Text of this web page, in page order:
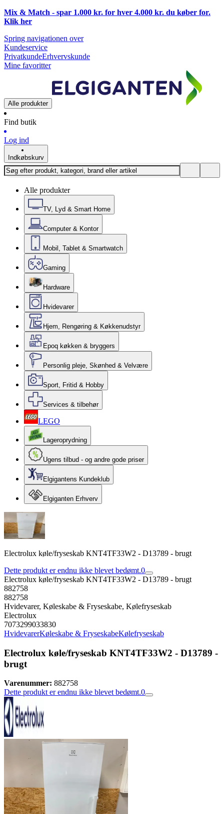
Mix & Match - spar 1.000 kr. for hver 4.000 kr. du køber for.
Klik her
Spring navigationen over
Kundeservice
PrivatkundeErhvervskunde
Mine favoritter
Alle produkter
Find butik
Log ind
Indkøbskurv
Alle produkter
TV, Lyd & Smart Home
Computer & Kontor
Mobil, Tablet & Smartwatch
Gaming
Hardware
Hvidevarer
Hjem, Rengøring & Køkkenudstyr
Epoq køkken & bryggers
Personlig pleje, Skønhed & Velvære
Sport, Fritid & Hobby
Services & tilbehør
LEGO
Lageroprydning
Ugens tilbud - og andre gode priser
Elgigantens Kundeklub
Elgiganten Erhverv
Electrolux køle/fryseskab KNT4TF33W2 - D13789 - brugt
Dette produkt er endnu ikke blevet bedømt.0
Electrolux køle/fryseskab KNT4TF33W2 - D13789 - brugt
882758
882758
Hvidevarer, Køleskabe & Fryseskabe, Kølefryseskab
Electrolux
7073299033830
HvidevarerKøleskabe & FryseskabeKølefryseskab
Electrolux køle/fryseskab KNT4TF33W2 - D13789 -
brugt
Varenummer: 882758
Dette produkt er endnu ikke blevet bedømt.0